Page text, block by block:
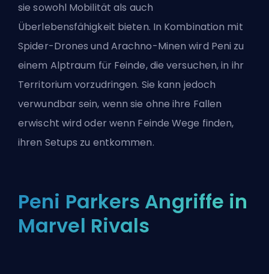
sie sowohl Mobilität als auch
Überlebensfähigkeit bieten. In Kombination mit
Spider-Drones und Arachno-Minen wird Peni zu
einem Alptraum für Feinde, die versuchen, in ihr
Territorium vorzudringen. Sie kann jedoch
verwundbar sein, wenn sie ohne ihre Fallen
erwischt wird oder wenn Feinde Wege finden,
ihren Setups zu entkommen.
Peni Parkers Angriffe in
Marvel Rivals